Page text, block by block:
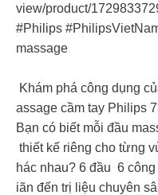
view/product/
#Philips
massage
Khám phá công dụng
assage cầm tay Philips
Bạn có biết mỗi đầu
thiết kế riêng cho từng
hác nhau? 6 đầu 6
iãn đến trị liệu chuyên